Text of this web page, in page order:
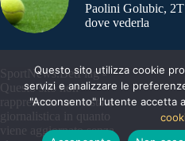
Paolini Golubic,
dove vederla
SportNews.BetFlag -
Questo sito non
rappresenta una testata
giornalistica in quanto
viene aggiornato senza
Questo sito utilizza cookie
servizi e analizzare le
"Acconsento" l'utente accetta